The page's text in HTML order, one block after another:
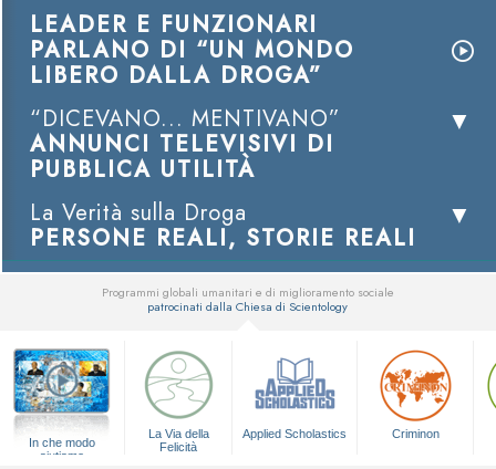
LEADER E FUNZIONARI
PARLANO DI “UN MONDO
LIBERO DALLA DROGA”
“DICEVANO... MENTIVANO”
ANNUNCI TELEVISIVI DI
PUBBLICA UTILITÀ
La Verità sulla Droga
PERSONE REALI, STORIE REALI
Programmi globali umanitari e di miglioramento sociale
patrocinati dalla Chiesa di Scientology
In che modo
aiutiamo
La Via della
Felicità
Applied Scholastics Criminon